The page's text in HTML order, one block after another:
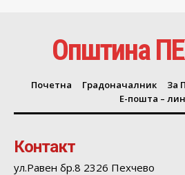
Општина
Почетна Градоначалник За
Е-пошта –
Контакт
ул.Равен бр.8 2326 Пехчево